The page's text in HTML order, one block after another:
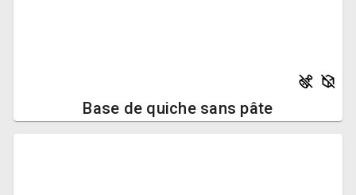
Base de quiche sans pâte